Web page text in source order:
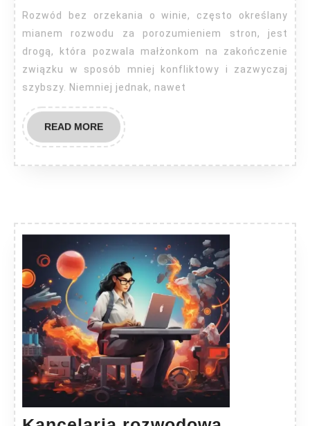
bez
orzekania
o
winie?
Rozwód bez orzekania o winie, często określany
mianem rozwodu za porozumieniem stron, jest
drogą, która pozwala małżonkom na zakończenie
związku w sposób mniej konfliktowy i zazwyczaj
szybszy. Niemniej jednak, nawet
READ MOREREAD
MORE